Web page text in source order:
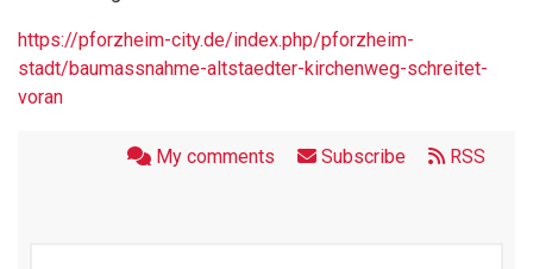
https://pforzheim-city.de/index.php/pforzheim-
stadt/baumassnahme-altstaedter-kirchenweg-schreitet-
voran
My comments Subscribe RSS